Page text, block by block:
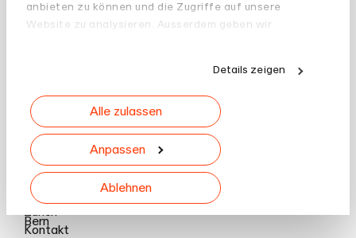
anbieten zu können und die Zugriffe auf unsere
Website zu analysieren. Ausserdem geben wir
Analysen weiter. Unsere Partner führen diese
Informationen möglicherweise mit weiteren Daten
zusammen, die Sie ihnen bereitgestellt haben oder
die sie im Rahmen Ihrer Nutzung der Dienste
gesammelt haben.
Details zeigen
Alle zulassen
Anpassen
Ablehnen
Standorte
Basel
Zürich
Bern
Kontakt